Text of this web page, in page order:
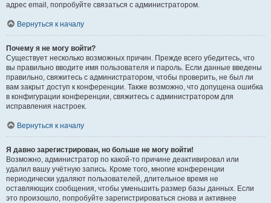
адрес email, попробуйте связаться с администратором.
Вернуться к началу
Почему я не могу войти?
Существует несколько возможных причин. Прежде всего убедитесь, что
вы правильно вводите имя пользователя и пароль. Если данные введены
правильно, свяжитесь с администратором, чтобы проверить, не был ли
вам закрыт доступ к конференции. Также возможно, что допущена ошибка
в конфигурации конференции, свяжитесь с администратором для
исправления настроек.
Вернуться к началу
Я давно зарегистрирован, но больше не могу войти!
Возможно, администратор по какой-то причине деактивировал или
удалил вашу учётную запись. Кроме того, многие конференции
периодически удаляют пользователей, длительное время не
оставляющих сообщения, чтобы уменьшить размер базы данных. Если
это произошло, попробуйте зарегистрироваться снова и активнее